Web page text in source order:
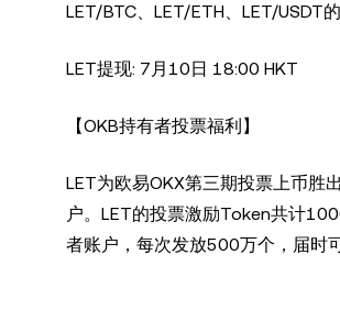
LET/BTC、LET/ETH、LET/USDT
LET提现: 7月10日 18:00 HKT
【OKB持有者投票福利】
LET为欧易OKX第三期投票上币胜
户。LET的投票激励Token共计
者账户，每次发放500万个，届时